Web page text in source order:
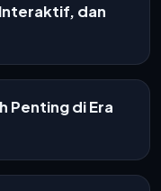
dan
Penting di Era